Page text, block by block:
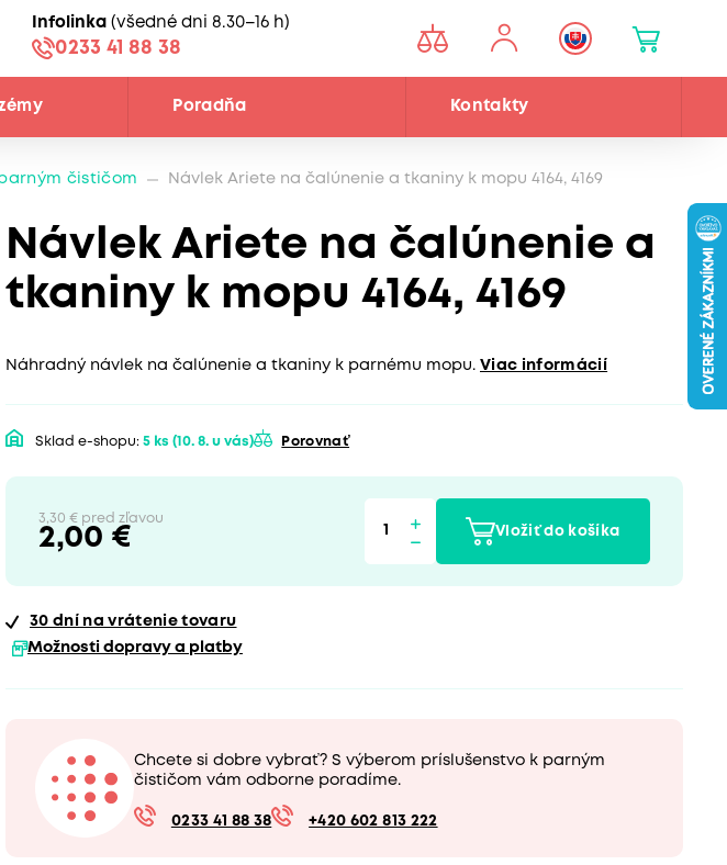
Infolinka (všedné dni 8.30–16 h)
0233 41 88 38
Poradňa Kontakty
čističom Návlek Ariete na čalúnenie a tkaniny k mopu 4164, 4169
Návlek Ariete na čalúnenie a
tkaniny k mopu 4164, 4169
Náhradný návlek na čalúnenie a tkaniny k parnému mopu. Viac informácií
Sklad e-shopu: 5 ks (10. 8. u vás) Porovnať
3,30 € pred zľavou
2,00 € Vložiť do košíka
30 dní na vrátenie tovaru
Možnosti dopravy a platby
Chcete si dobre vybrať? S výberom príslušenstvo k parným
čističom vám odborne poradíme.
0233 41 88 38 +420 602 813 222